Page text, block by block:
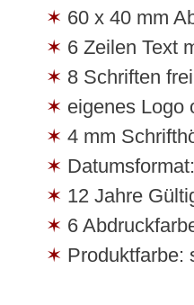
60 x 40 mm
6 Zeilen Text
8 Schriften
eigenes Logo
4 mm
12 Jahre
6
Produktfarbe: